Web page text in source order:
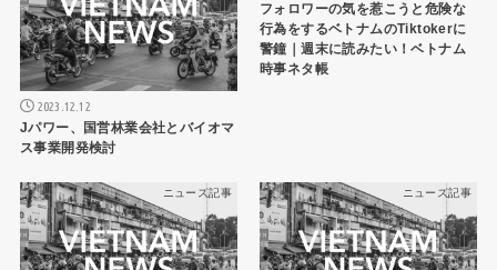
2023.12.12
Jパワー、国営林業会社とバイオマ
ス事業開発検討
フォロワーの気を惹こうと危険な
行為をするベトナムのTiktokerに
警鐘｜週末に読みたい！ベトナム
時事ネタ帳
ニュース記事 ニュース記事